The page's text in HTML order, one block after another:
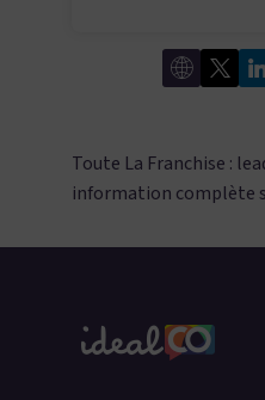
Toute La Franchise :
information complète